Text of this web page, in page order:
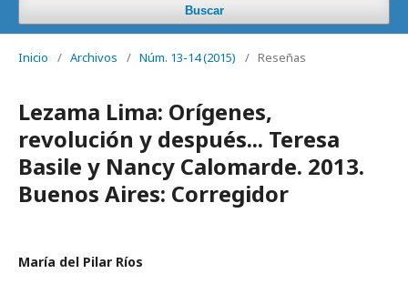
Buscar
Inicio / Archivos / Núm. 13-14 (2015) / Reseñas
Lezama Lima: Orígenes,
revolución y después... Teresa
Basile y Nancy Calomarde. 2013.
Buenos Aires: Corregidor
María del Pilar Ríos